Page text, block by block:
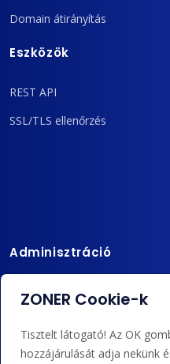
Domain átirányítás
Eszközök
REST API
SSL/TLS ellenőrzés
Adminisztráció
Bejelentkezés
Támogatás
ZONER Cookie-k
Tisztelt látogató! Az OK
hozzájárulását adja nekünk